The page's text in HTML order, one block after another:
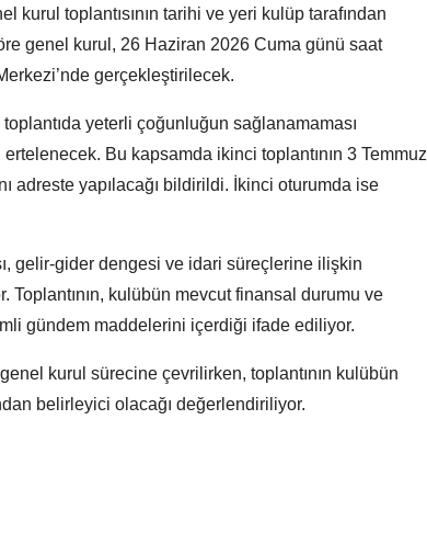
kurul toplantısının tarihi ve yeri kulüp tarafından
genel kurul, 26 Haziran 2026 Cuma günü saat
gerçekleştirilecek.
yeterli çoğunluğun sağlanamaması
Bu kapsamda ikinci toplantının 3 Temmuz
adreste yapılacağı bildirildi. İkinci oturumda ise
gelir-gider dengesi ve idari süreçlerine ilişkin
Toplantının, kulübün mevcut finansal durumu ve
gündem maddelerini içerdiği ifade ediliyor.
kurul sürecine çevrilirken, toplantının kulübün
belirleyici olacağı değerlendiriliyor.